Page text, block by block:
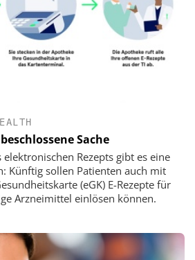
Sache
elektronischen Rezepts gibt es eine
Künftig sollen Patienten auch mit
(eGK) E-Rezepte für
Arzneimittel einlösen können.